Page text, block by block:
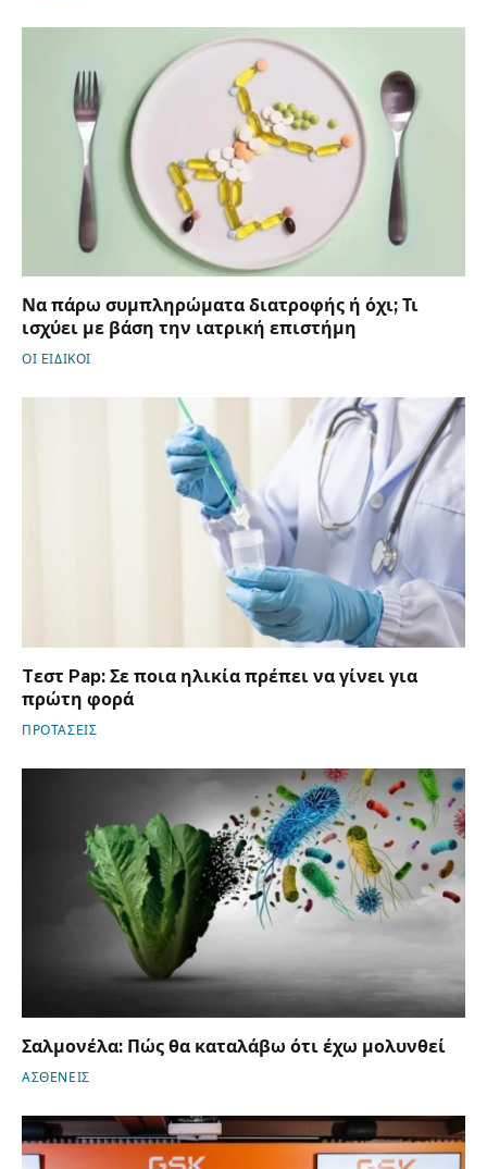
Να πάρω συμπληρώματα διατροφής ή όχι; Τι
ισχύει με βάση την ιατρική επιστήμη
ΟΙ ΕΙΔΙΚΟΙ
Tεστ Pap: Σε ποια ηλικία πρέπει να γίνει για
πρώτη φορά
ΠΡΟΤΑΣΕΙΣ
Σαλμονέλα: Πώς θα καταλάβω ότι έχω μολυνθεί
ΑΣΘΕΝΕΙΣ